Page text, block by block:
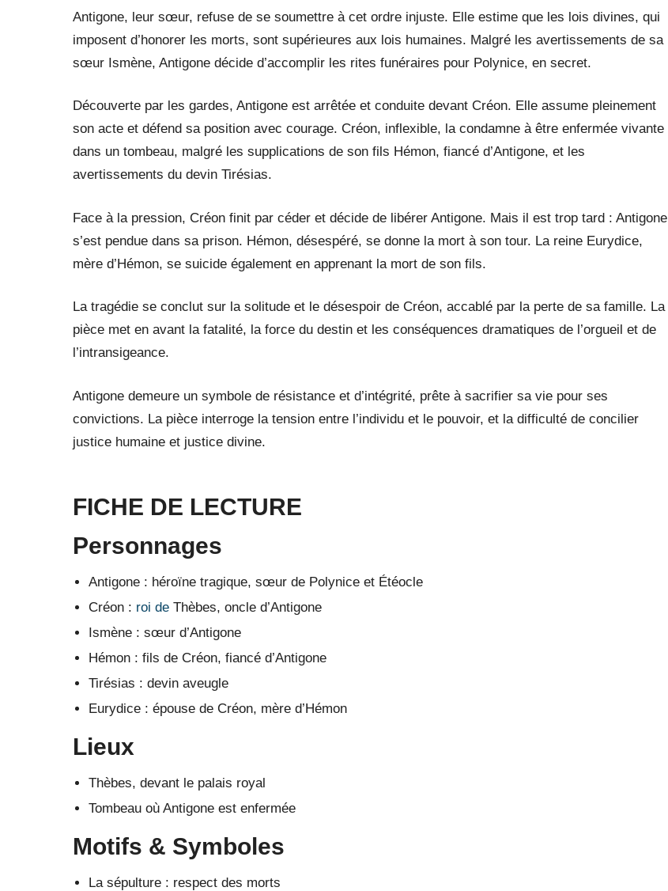
Antigone, leur sœur, refuse de se soumettre à cet ordre injuste. Elle estime que les lois divines, qui
imposent d’honorer les morts, sont supérieures aux lois humaines. Malgré les avertissements de sa
sœur Ismène, Antigone décide d’accomplir les rites funéraires pour Polynice, en secret.
Découverte par les gardes, Antigone est arrêtée et conduite devant Créon. Elle assume pleinement
son acte et défend sa position avec courage. Créon, inflexible, la condamne à être enfermée vivante
dans un tombeau, malgré les supplications de son fils Hémon, fiancé d’Antigone, et les
avertissements du devin Tirésias.
Face à la pression, Créon finit par céder et décide de libérer Antigone. Mais il est trop tard : Antigone
s’est pendue dans sa prison. Hémon, désespéré, se donne la mort à son tour. La reine Eurydice,
mère d’Hémon, se suicide également en apprenant la mort de son fils.
La tragédie se conclut sur la solitude et le désespoir de Créon, accablé par la perte de sa famille. La
pièce met en avant la fatalité, la force du destin et les conséquences dramatiques de l’orgueil et de
l’intransigeance.
Antigone demeure un symbole de résistance et d’intégrité, prête à sacrifier sa vie pour ses
convictions. La pièce interroge la tension entre l’individu et le pouvoir, et la difficulté de concilier
justice humaine et justice divine.
FICHE DE LECTURE
Personnages
Antigone : héroïne tragique, sœur de Polynice et Étéocle
Créon : roi de Thèbes, oncle d’Antigone
Ismène : sœur d’Antigone
Hémon : fils de Créon, fiancé d’Antigone
Tirésias : devin aveugle
Eurydice : épouse de Créon, mère d’Hémon
Lieux
Thèbes, devant le palais royal
Tombeau où Antigone est enfermée
Motifs & Symboles
La sépulture : respect des morts